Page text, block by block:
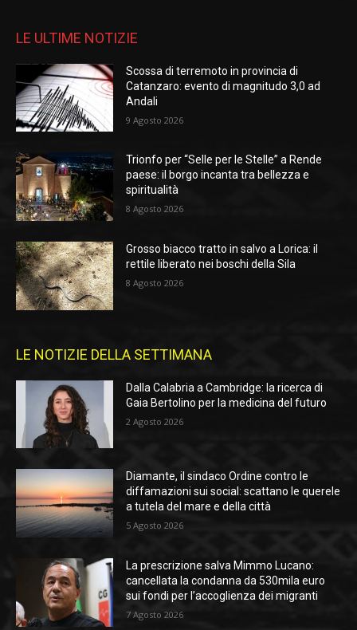
LE ULTIME NOTIZIE
Scossa di terremoto in provincia di
Catanzaro: evento di magnitudo 3,0 ad
Andali
9 Agosto 2026
Trionfo per “Selle per le Stelle” a Rende
paese: il borgo incanta tra bellezza e
spiritualità
8 Agosto 2026
Grosso biacco tratto in salvo a Lorica: il
rettile liberato nei boschi della Sila
8 Agosto 2026
LE NOTIZIE DELLA SETTIMANA
Dalla Calabria a Cambridge: la ricerca di
Gaia Bertolino per la medicina del futuro
2 Agosto 2026
Diamante, il sindaco Ordine contro le
diffamazioni sui social: scattano le querele
a tutela del mare e della città
5 Agosto 2026
La prescrizione salva Mimmo Lucano:
cancellata la condanna da 530mila euro
sui fondi per l’accoglienza dei migranti
7 Agosto 2026